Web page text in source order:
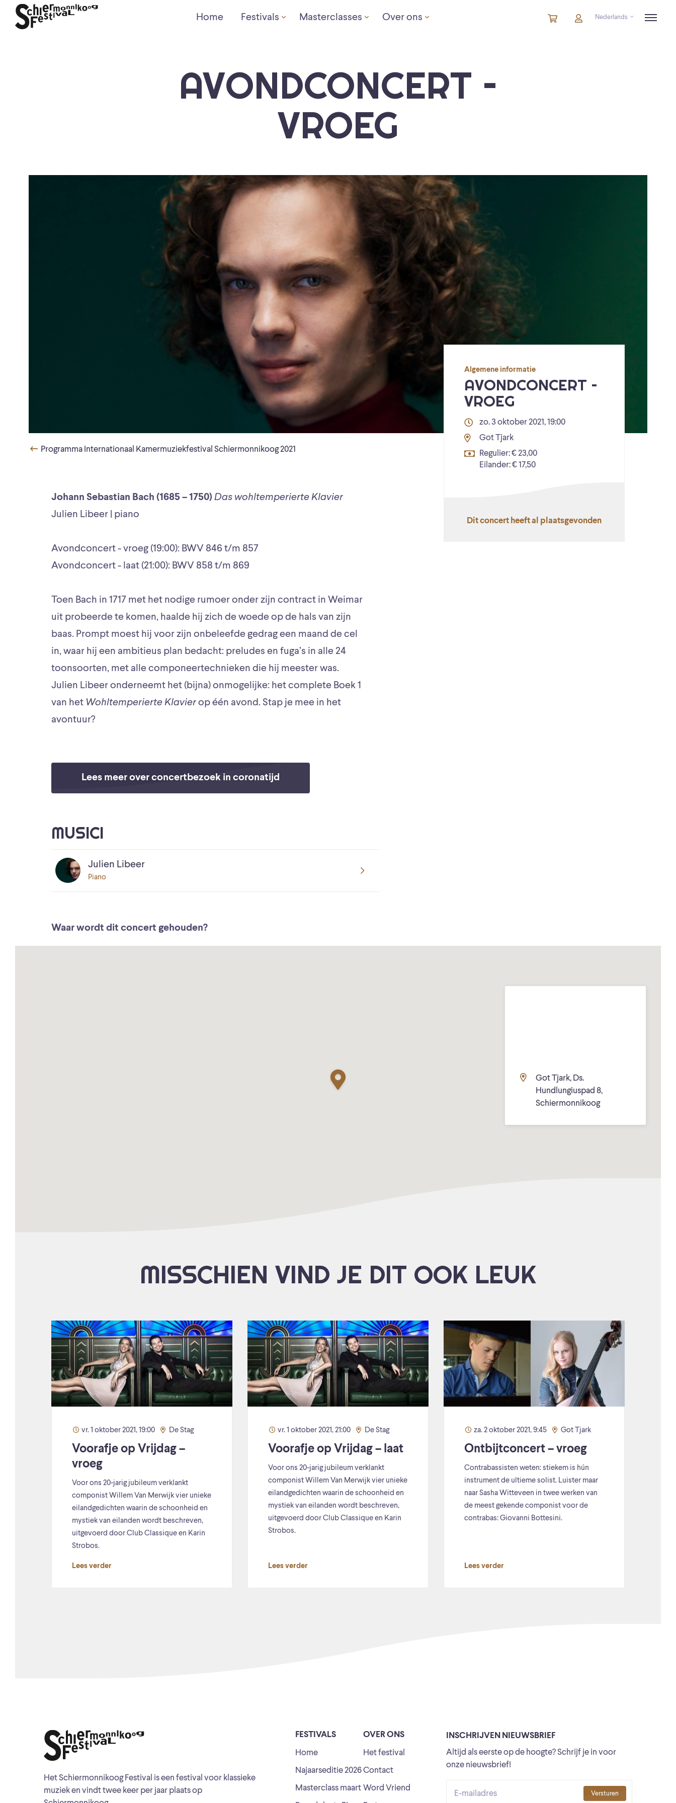
Home Festivals Masterclasses Over ons Winkelmandje
artikelenAccountNederlands
AVONDCONCERT –
VROEG
Programma Internationaal Kamermuziekfestival Schiermonnikoog 2021
Johann Sebastian Bach (1685 – 1750) Das wohltemperierte Klavier
Julien Libeer | piano
Avondconcert - vroeg (19:00): BWV 846 t/m 857
Avondconcert - laat (21:00): BWV 858 t/m 869
Toen Bach in 1717 met het nodige rumoer onder zijn contract in Weimar
uit probeerde te komen, haalde hij zich de woede op de hals van zijn
baas. Prompt moest hij voor zijn onbeleefde gedrag een maand de cel
in, waar hij een ambitieus plan bedacht: preludes en fuga’s in alle 24
toonsoorten, met alle componeertechnieken die hij meester was.
Julien Libeer onderneemt het (bijna) onmogelijke: het complete Boek 1
van het Wohltemperierte Klavier op één avond. Stap je mee in het
avontuur?
Lees meer over concertbezoek in coronatijd
MUSICI
Julien Libeer
Piano
Algemene informatie
AVONDCONCERT –
VROEG
zo. 3 oktober 2021, 19:00
Got Tjark
Regulier: € 23,00
Eilander: € 17,50
Dit concert heeft al plaatsgevonden
Waar wordt dit concert gehouden?
Got Tjark, Ds.
Hundlungiuspad 8,
Schiermonnikoog
MISSCHIEN VIND JE DIT OOK LEUK
vr. 1 oktober 2021, 19:00 De Stag
Voorafje op Vrijdag –
vroeg
Voor ons 20-jarig jubileum verklankt
componist Willem Van Merwijk vier unieke
eilandgedichten waarin de schoonheid en
mystiek van eilanden wordt beschreven,
uitgevoerd door Club Classique en Karin
Strobos.
Lees verder
vr. 1 oktober 2021, 21:00 De Stag
Voorafje op Vrijdag – laat
Voor ons 20-jarig jubileum verklankt
componist Willem Van Merwijk vier unieke
eilandgedichten waarin de schoonheid en
mystiek van eilanden wordt beschreven,
uitgevoerd door Club Classique en Karin
Strobos.
Lees verder
za. 2 oktober 2021, 9:45 Got Tjark
Ontbijtconcert – vroeg
Contrabassisten weten: stiekem is hún
instrument de ultieme solist. Luister maar
naar Sasha Witteveen in twee werken van
de meest gekende componist voor de
contrabas: Giovanni Bottesini.
Lees verder
Het Schiermonnikoog Festival is een festival voor klassieke
muziek en vindt twee keer per jaar plaats op
FESTIVALS
Home
Najaarseditie 2026
Masterclass maart
OVER ONS
Het festival
Contact
Word Vriend
INSCHRIJVEN NIEUWSBRIEF
Altijd als eerste op de hoogte? Schrijf je in voor
onze nieuwsbrief!
Versturen